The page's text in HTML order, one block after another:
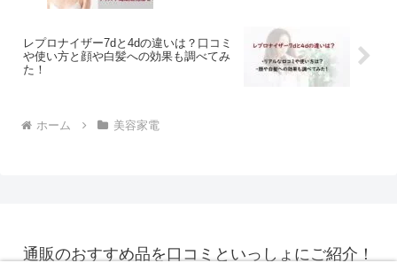
レプロナイザー7dと4dの違いは？口コミ
や使い方と顔や白髪への効果も調べてみ
た！
ホーム 美容家電
通販のおすすめ品を口コミといっしょにご紹介！